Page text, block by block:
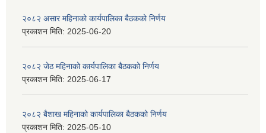
२०८२ असार महिनाको कार्यपालिका बैठकको निर्णय
प्रकाशन मिति: 2025-06-20
२०८२ जेठ महिनाको कार्यपालिका बैठकको निर्णय
प्रकाशन मिति: 2025-06-17
२०८२ बैशाख महिनाको कार्यपालिका बैठकको निर्णय
प्रकाशन मिति: 2025-05-10